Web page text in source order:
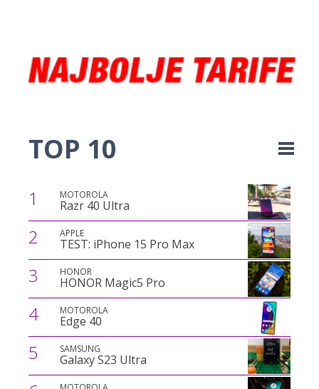
TOP 10
1 MOTOROLA
Razr 40 Ultra
2 APPLE
TEST: iPhone 15 Pro Max
3 HONOR
HONOR Magic5 Pro
4 MOTOROLA
Edge 40
5 SAMSUNG
Galaxy S23 Ultra